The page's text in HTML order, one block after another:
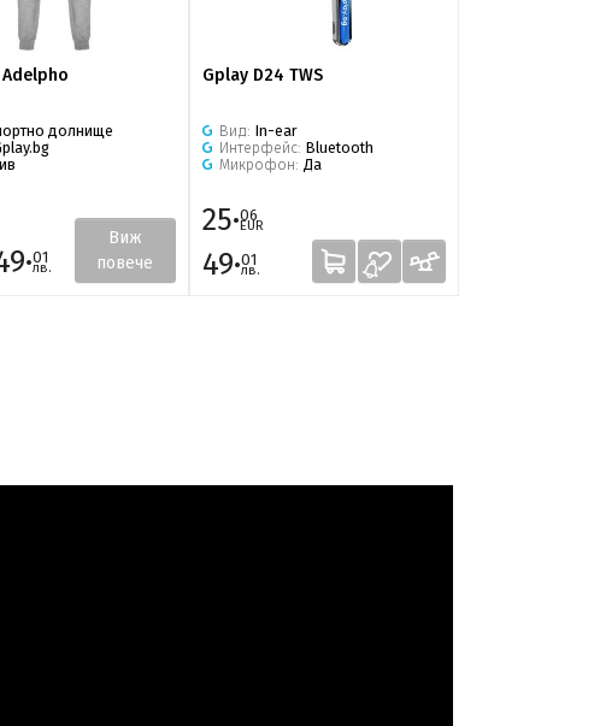
Adelpho
долнище
01
лв.
Виж
повече
Gplay D24 TWS
Вид: In-ear
Интерфейс: Bluetooth
Микрофон: Да
25·06
EUR
49·01
лв.